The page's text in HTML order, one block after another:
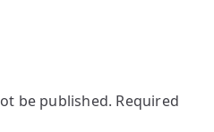
be published. Required